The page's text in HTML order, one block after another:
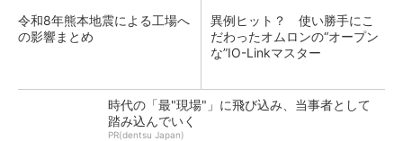
令和8年熊本地震による工場へ
の影響まとめ
異例ヒット？ 使い勝手にこ
だわったオムロンの“オープン
な”IO-Linkマスター
時代の「最"現場"」に飛び込み、当事者として
踏み込んでいく
PR(dentsu Japan)